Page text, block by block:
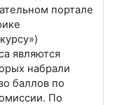
портале
являются
набрали
баллов по
По